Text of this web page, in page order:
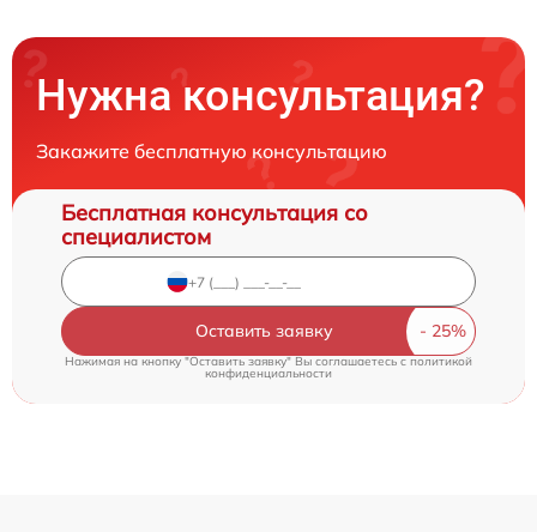
Нужна консультация?
Закажите бесплатную консультацию
Бесплатная консультация со
специалистом
Оставить заявку
Нажимая на кнопку "Оставить заявку" Вы соглашаетесь c политикой
конфиденциальности